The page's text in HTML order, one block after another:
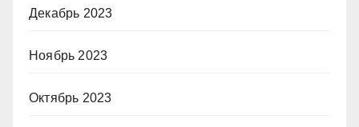
Декабрь 2023
Ноябрь 2023
Октябрь 2023